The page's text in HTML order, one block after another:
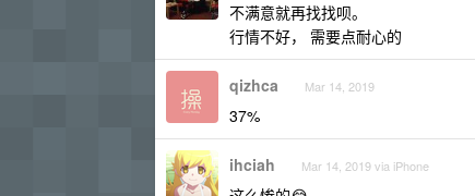
不满意就再找找呗。
行情不好， 需要点耐心的
qizhca Mar 14, 2019
37%
ihciah Mar 14, 2019 via iPhone